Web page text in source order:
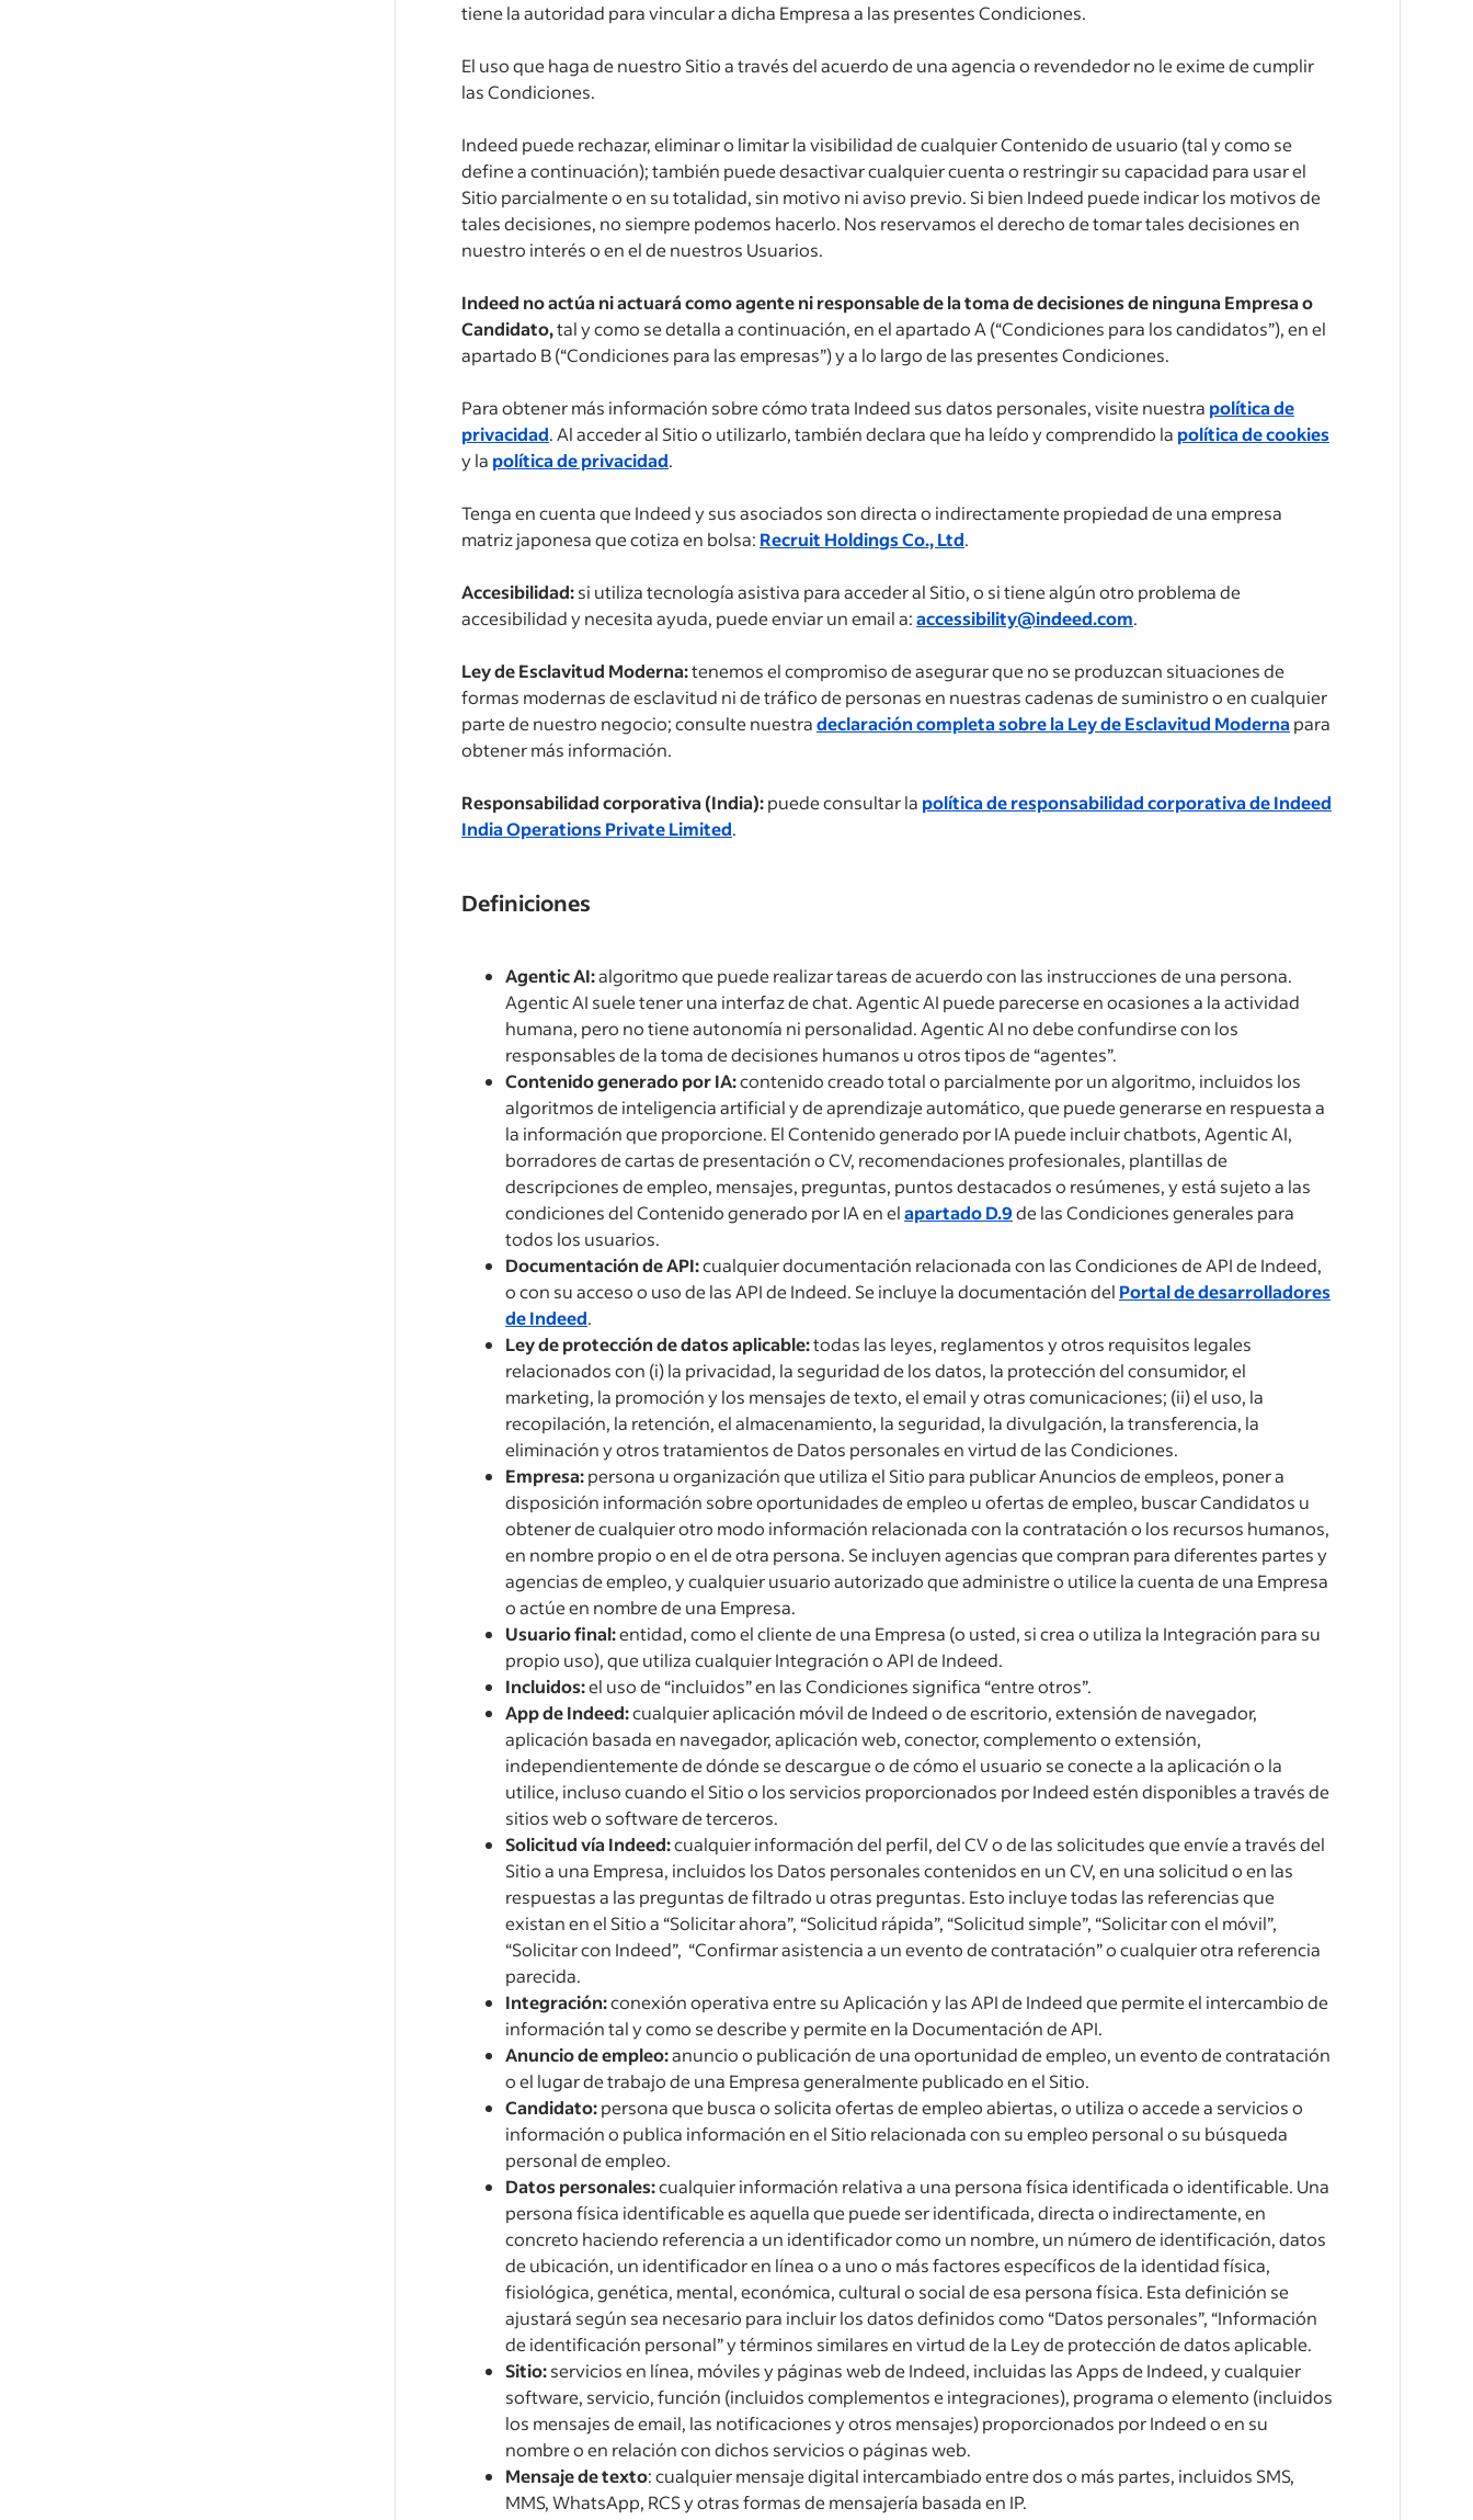
tiene la autoridad para vincular a dicha Empresa a las presentes Condiciones.
El uso que haga de nuestro Sitio a través del acuerdo de una agencia o revendedor no le exime de cumplir
las Condiciones.
Indeed puede rechazar, eliminar o limitar la visibilidad de cualquier Contenido de usuario (tal y como se
define a continuación); también puede desactivar cualquier cuenta o restringir su capacidad para usar el
Sitio parcialmente o en su totalidad, sin motivo ni aviso previo. Si bien Indeed puede indicar los motivos de
tales decisiones, no siempre podemos hacerlo. Nos reservamos el derecho de tomar tales decisiones en
nuestro interés o en el de nuestros Usuarios.
Indeed no actúa ni actuará como agente ni responsable de la toma de decisiones de ninguna Empresa o
Candidato,tal y como se detalla a continuación, en el apartado A (“Condiciones para los candidatos”), en el
apartado B (“Condiciones para las empresas”) y a lo largo de las presentes Condiciones.
Para obtener más información sobre cómo trata Indeed sus datos personales, visite nuestra política de
privacidad. Al acceder al Sitio o utilizarlo, también declara que ha leído y comprendido la política de cookies
y la política de privacidad.
Tenga en cuenta que Indeed y sus asociados son directa o indirectamente propiedad de una empresa
matriz japonesa que cotiza en bolsa: Recruit Holdings Co., Ltd.
Accesibilidad:si utiliza tecnología asistiva para acceder al Sitio, o si tiene algún otro problema de
accesibilidad y necesita ayuda, puede enviar un email a:accessibility@indeed.com.
Ley de Esclavitud Moderna:tenemos el compromiso de asegurar que no se produzcan situaciones de
formas modernas de esclavitud ni de tráfico de personas en nuestras cadenas de suministro o en cualquier
parte de nuestro negocio; consulte nuestradeclaración completa sobre la Ley de Esclavitud Moderna para
obtener más información.
Responsabilidad corporativa (India):puede consultar la política de responsabilidad corporativa de Indeed
India Operations Private Limited.
Definiciones
Agentic AI:algoritmo que puede realizar tareas de acuerdo con las instrucciones de una persona.
Agentic AI suele tener una interfaz de chat. Agentic AI puede parecerse en ocasiones a la actividad
humana, pero no tiene autonomía ni personalidad. Agentic AI no debe confundirse con los
responsables de la toma de decisiones humanos u otros tipos de “agentes”.
Contenido generado por IA:contenido creado total o parcialmente por un algoritmo, incluidos los
algoritmos de inteligencia artificial y de aprendizaje automático, que puede generarse en respuesta a
la información que proporcione. El Contenido generado por IA puede incluir chatbots, Agentic AI,
borradores de cartas de presentación o CV, recomendaciones profesionales, plantillas de
descripciones de empleo, mensajes, preguntas, puntos destacados o resúmenes, y está sujeto a las
condiciones del Contenido generado por IA en elapartado D.9de las Condiciones generales para
todos los usuarios.
Documentación de API:cualquier documentación relacionada con las Condiciones de API de Indeed,
o con su acceso o uso de las API de Indeed. Se incluye la documentación del Portal de desarrolladores
de Indeed.
Ley de protección de datos aplicable:todas las leyes, reglamentos y otros requisitos legales
relacionados con (i) la privacidad, la seguridad de los datos, la protección del consumidor, el
marketing, la promoción y los mensajes de texto, el email y otras comunicaciones; (ii) el uso, la
recopilación, la retención, el almacenamiento, la seguridad, la divulgación, la transferencia, la
eliminación y otros tratamientos de Datos personales en virtud de las Condiciones.
Empresa:persona u organización que utiliza el Sitio para publicar Anuncios de empleos, poner a
disposición información sobre oportunidades de empleo u ofertas de empleo, buscar Candidatos u
obtener de cualquier otro modo información relacionada con la contratación o los recursos humanos,
en nombre propio o en el de otra persona. Se incluyen agencias que compran para diferentes partes y
agencias de empleo, y cualquier usuario autorizado que administre o utilice la cuenta de una Empresa
o actúe en nombre de una Empresa.
Usuario final:entidad, como el cliente de una Empresa (o usted, si crea o utiliza la Integración para su
propio uso), que utiliza cualquier Integración o API de Indeed.
Incluidos:el uso de “incluidos” en las Condiciones significa “entre otros”.
App de Indeed:cualquier aplicación móvil de Indeed o de escritorio, extensión de navegador,
aplicación basada en navegador, aplicación web, conector, complemento o extensión,
independientemente de dónde se descargue o de cómo el usuario se conecte a la aplicación o la
utilice, incluso cuando el Sitio o los servicios proporcionados por Indeed estén disponibles a través de
sitios web o software de terceros.
Solicitud vía Indeed:cualquier información del perfil, del CV o de las solicitudes que envíe a través del
Sitio a una Empresa, incluidos los Datos personales contenidos en un CV, en una solicitud o en las
respuestas a las preguntas de filtrado u otras preguntas. Esto incluye todas las referencias que
existan en el Sitio a “Solicitar ahora”, “Solicitud rápida”, “Solicitud simple”, “Solicitar con el móvil”,
“Solicitar con Indeed”, “Confirmar asistencia a un evento de contratación” o cualquier otra referencia
parecida.
Integración:conexión operativa entre su Aplicación y las API de Indeed que permite el intercambio de
información tal y como se describe y permite en la Documentación de API.
Anuncio de empleo:anuncio o publicación de una oportunidad de empleo, un evento de contratación
o el lugar de trabajo de una Empresa generalmente publicado en el Sitio.
Candidato:persona que busca o solicita ofertas de empleo abiertas, o utiliza o accede a servicios o
información o publica información en el Sitio relacionada con su empleo personal o su búsqueda
personal de empleo.
Datos personales:cualquier información relativa a una persona física identificada o identificable. Una
persona física identificable es aquella que puede ser identificada, directa o indirectamente, en
concreto haciendo referencia a un identificador como un nombre, un número de identificación, datos
de ubicación, un identificador en línea o a uno o más factores específicos de la identidad física,
fisiológica, genética, mental, económica, cultural o social de esa persona física. Esta definición se
ajustará según sea necesario para incluir los datos definidos como “Datos personales”, “Información
de identificación personal” y términos similares en virtud de la Ley de protección de datos aplicable.
Sitio:servicios en línea, móviles y páginas web de Indeed, incluidas las Apps de Indeed, y cualquier
software, servicio, función (incluidos complementos e integraciones), programa o elemento (incluidos
los mensajes de email, las notificaciones y otros mensajes) proporcionados por Indeed o en su
nombre o en relación con dichos servicios o páginas web.
Mensaje de texto: cualquier mensaje digital intercambiado entre dos o más partes, incluidos SMS,
MMS, WhatsApp, RCS y otras formas de mensajería basada en IP.